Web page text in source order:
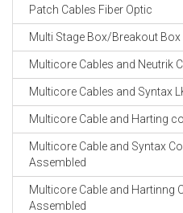
Patch Cables Fiber Optic
Multi Stage Box/Breakout
Multicore Cables and Neutrik
Multicore Cables and Syntax
Multicore Cable and Harting
Multicore Cable and Syntax
Assembled
Multicore Cable and Hartinng
Assembled